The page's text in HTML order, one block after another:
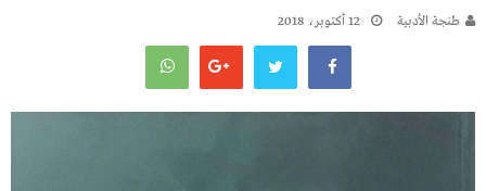
طنجة الأدبية 12 أكتوبر، 2018